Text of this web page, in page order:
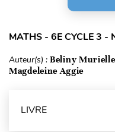
MATHS - 6E CYCLE 3 -
Auteur(s) : Beliny
Magdeleine Aggie
LIVRE